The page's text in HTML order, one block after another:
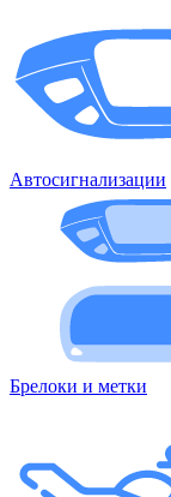
Автосигнализации
Брелоки и метки